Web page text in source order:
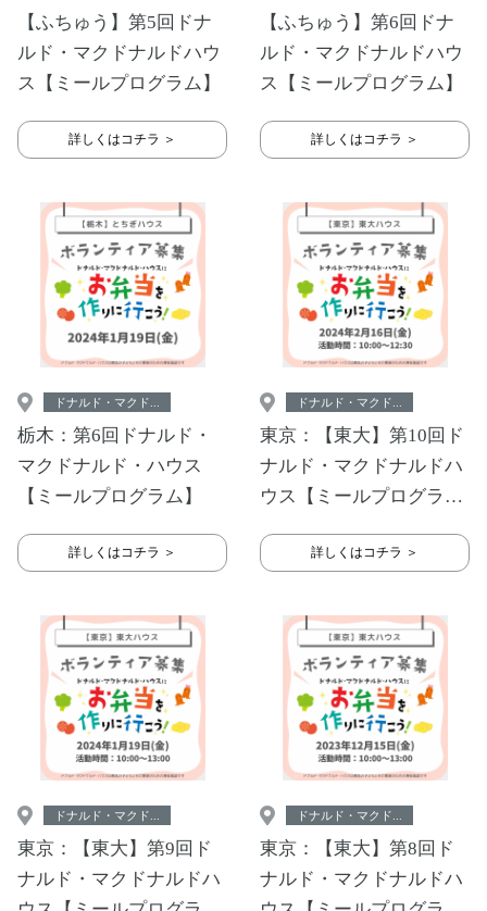
【ふちゅう】第5回ドナ
ルド・マクドナルドハウ
ス【ミールプログラム】
詳しくはコチラ ＞
【ふちゅう】第6回ドナ
ルド・マクドナルドハウ
ス【ミールプログラム】
詳しくはコチラ ＞
ドナルド・マクド...
栃木：第6回ドナルド・
マクドナルド・ハウス
【ミールプログラム】
詳しくはコチラ ＞
ドナルド・マクド...
東京：【東大】第10回ド
ナルド・マクドナルドハ
ウス【ミールプログラ
詳しくはコチラ ＞
ドナルド・マクド...
東京：【東大】第9回ド
ナルド・マクドナルドハ
ドナルド・マクド...
東京：【東大】第8回ド
ナルド・マクドナルドハ